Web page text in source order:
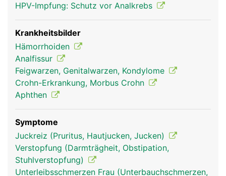
anus frau anus mann
HPV-Impfung: Schutz vor Analkrebs
Krankheitsbilder
Hämorrhoiden
Analfissur
Feigwarzen, Genitalwarzen, Kondylome
Crohn-Erkrankung, Morbus Crohn
Aphthen
Symptome
Juckreiz (Pruritus, Hautjucken, Jucken)
Verstopfung (Darmträgheit, Obstipation,
Stuhlverstopfung)
Unterleibsschmerzen Frau (Unterbauchschmerzen,